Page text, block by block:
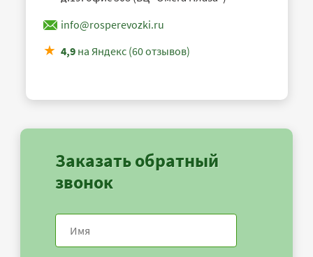
info@rosperevozki.ru
4,9на Яндекс (60 отзывов)
Заказать обратный
звонок